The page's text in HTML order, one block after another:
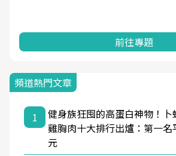
前往專題
頻道熱門文章
1
健身族狂囤的高蛋白神物！卜
雞胸肉十大排行出爐：第一
元